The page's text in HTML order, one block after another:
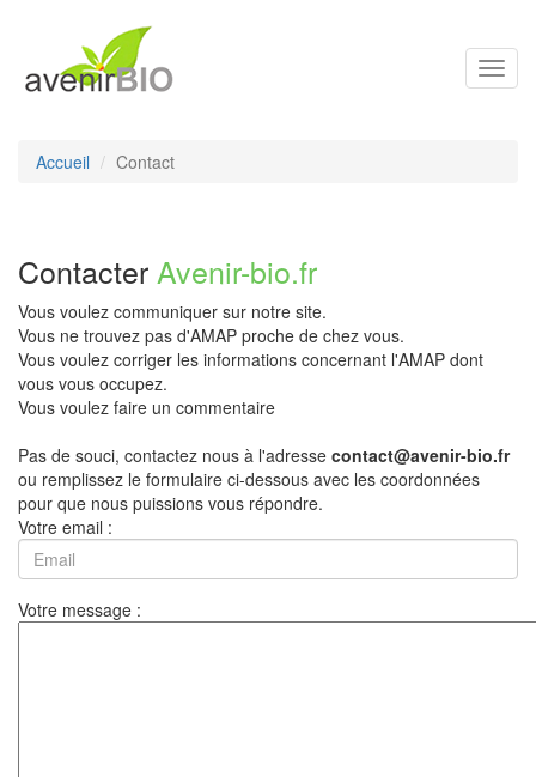
Accueil Contact
Contacter Avenir-bio.fr
Vous voulez communiquer sur notre site.
Vous ne trouvez pas d'AMAP proche de chez vous.
Vous voulez corriger les informations concernant l'AMAP dont
vous vous occupez.
Vous voulez faire un commentaire
Pas de souci, contactez nous à l'adresse contact@avenir-bio.fr
ou remplissez le formulaire ci-dessous avec les coordonnées
pour que nous puissions vous répondre.
Votre email :
Votre message :